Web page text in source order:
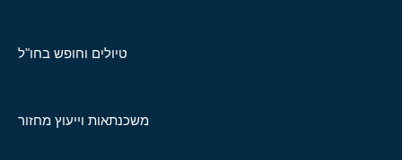
טיולים וחופש בחו"ל
משכנתאות וייעוץ מחזור